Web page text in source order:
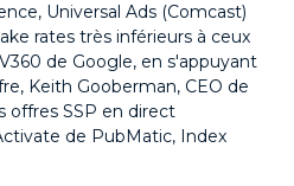
Universal Ads (Comcast)
rates très inférieurs à ceux
de Google, en s'appuyant
Keith Gooberman, CEO de
offres SSP en direct
de PubMatic, Index